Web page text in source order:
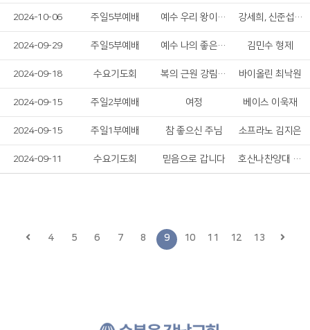
2024-10-06 주일5부예배 예수 우리 왕이여, 주의 이름 높이며 강세희, 신준섭, 김현정
2024-09-29 주일5부예배 예수 나의 좋은 치료자 김민수 형제
2024-09-18 수요기도회 복의 근원 강림하사&내 맘의 주여 소망 되소서 바이올린 최낙원
2024-09-15 주일2부예배 여정 베이스 이욱재
2024-09-15 주일1부예배 참 좋으신 주님 소프라노 김지은
2024-09-11 수요기도회 믿음으로 갑니다 호산나찬양대 남성 솔리스트
4 5 6 7 8 9 10 11 12 13